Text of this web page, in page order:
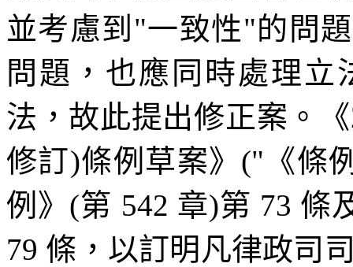
並考慮到"一致性"的問
問題，也應同時處理
法，故此提出修正案。
修訂)條例草案》("《條
例》(第 542 章)第 73 條
79 條，以訂明凡律政司